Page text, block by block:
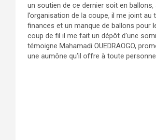
un soutien de ce dernier soit en
l’organisation de la coupe, il me joint au
finances et un manque de ballons pour
coup de fil il me fait un dépôt d’une
témoigne Mahamadi OUEDRAOGO,
une aumône qu’il offre à toute